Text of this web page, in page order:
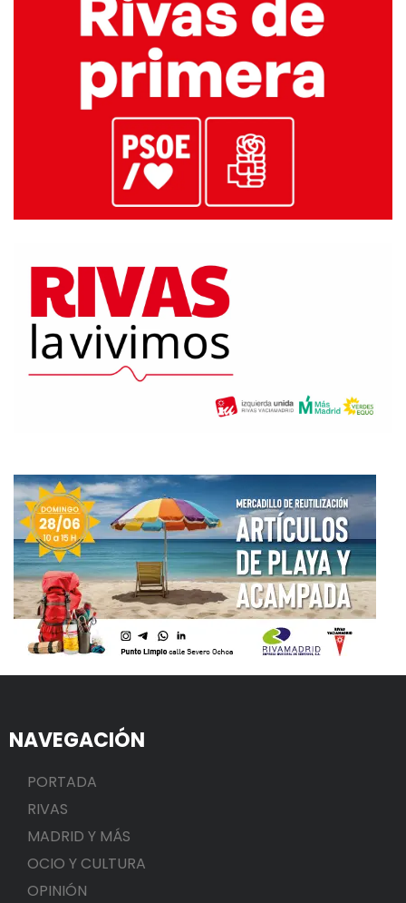
NAVEGACIÓN
PORTADA
RIVAS
MADRID Y MÁS
OCIO Y CULTURA
OPINIÓN